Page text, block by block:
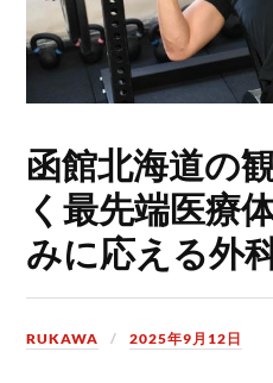
函館北海道の
く最先端医療
みに応える外
RUKAWA 2025年9月12日